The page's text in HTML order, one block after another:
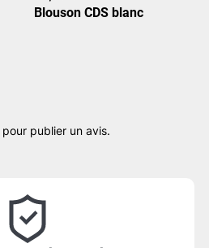
Blouson CDS blanc
pour publier un avis.